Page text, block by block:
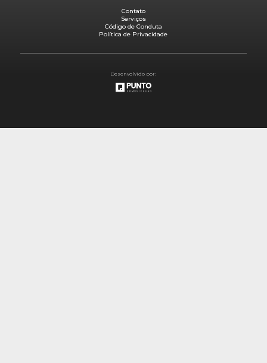
Contato
Serviços
Código de Conduta
Política de Privacidade
Desenvolvido por: